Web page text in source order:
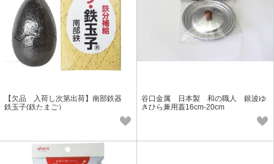
【欠品 入荷し次第出荷】南部鉄器
鉄玉子(鉄たまご）
谷口金属 日本製 和の職人 銀波ゆ
きひら兼用蓋16cm-20cm